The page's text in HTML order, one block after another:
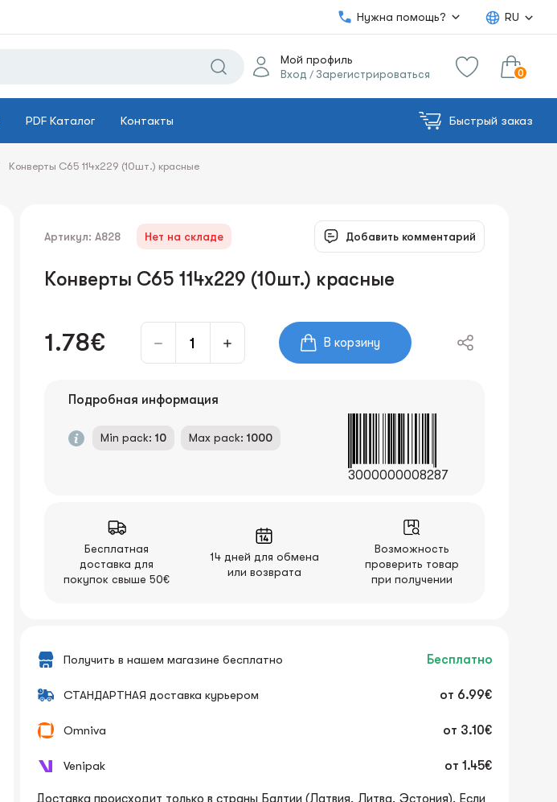
Нужна помощь? RU
Мой профиль
Вход / Зарегистрироваться 0
PDF Каталог Контакты Быстрый заказ
Конверты C65 114x229 (10шт.) красные
Артикул: A828 Нет на складе Добавить комментарий
Конверты C65 114x229 (10шт.) красные
1.78€ В корзину
Подробная информация
Min pack: 10 Max pack: 1000
3000000008287
Бесплатная
доставка для
покупок свыше 50€
14 дней для обмена
или возврата
Возможность
проверить товар
при получении
Получить в нашем магазине бесплатно Бесплатно
СТАНДАРТНАЯ доставка курьером от 6.99€
Omniva от 3.10€
Venipak от 1.45€
Доставка происходит только в страны Балтии (Латвия, Литва, Эстония). Если